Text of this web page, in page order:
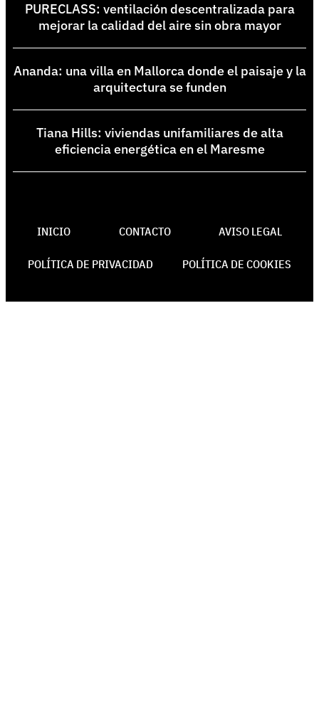
PURECLASS: ventilación descentralizada para
mejorar la calidad del aire sin obra mayor
Ananda: una villa en Mallorca donde el paisaje y la
arquitectura se funden
Tiana Hills: viviendas unifamiliares de alta
eficiencia energética en el Maresme
INICIO CONTACTO AVISO LEGAL
POLÍTICA DE PRIVACIDAD POLÍTICA DE COOKIES